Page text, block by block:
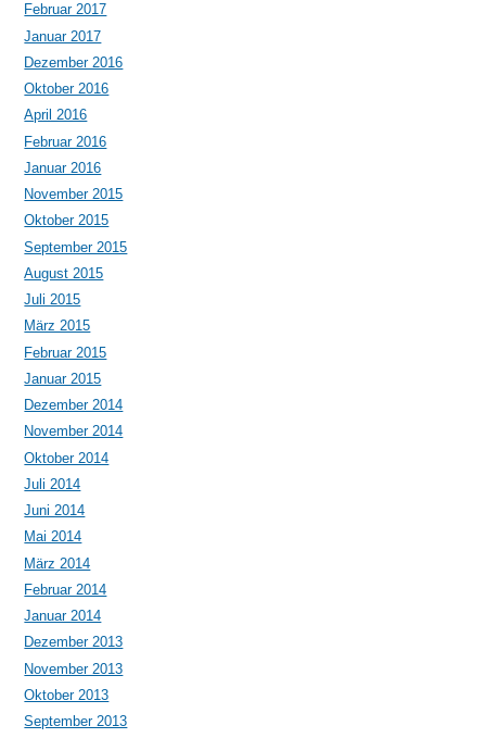
Februar 2017
Januar 2017
Dezember 2016
Oktober 2016
April 2016
Februar 2016
Januar 2016
November 2015
Oktober 2015
September 2015
August 2015
Juli 2015
März 2015
Februar 2015
Januar 2015
Dezember 2014
November 2014
Oktober 2014
Juli 2014
Juni 2014
Mai 2014
März 2014
Februar 2014
Januar 2014
Dezember 2013
November 2013
Oktober 2013
September 2013